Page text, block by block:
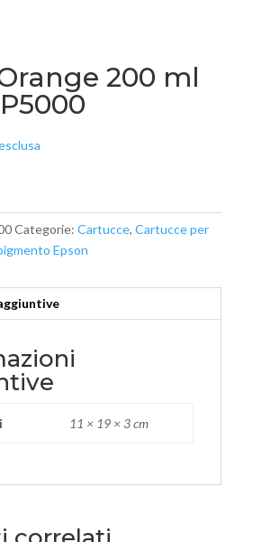
200 ml
Categorie: Cartucce, Cartucce per
Epson
11 × 19 × 3 cm